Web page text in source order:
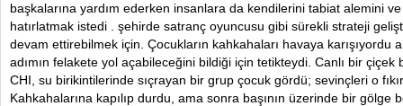
başkalarına yardım ederken insanlara da kendilerini tabiat alemini ve
hatırlatmak istedi . şehirde satranç oyuncusu gibi sürekli strateji
devam ettirebilmek için. Çocukların kahkahaları havaya karışıyordu
adımın felakete yol açabileceğini bildiği için tetikteydi. Canlı bir çiçek
CHI, su birikintilerinde sıçrayan bir grup çocuk gördü; sevinçleri o
Kahkahalarına kapılıp durdu, ama sonra başının üzerinde bir gölge